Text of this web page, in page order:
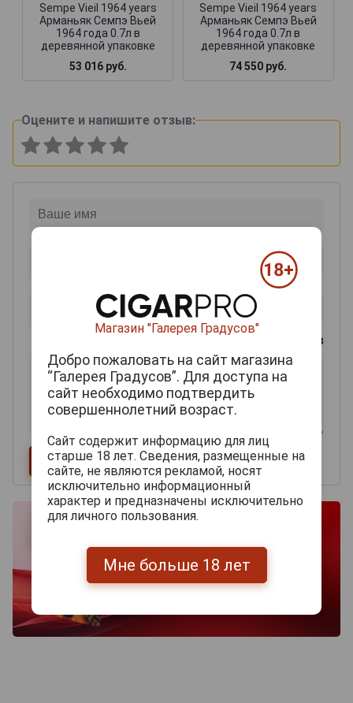
Sempe Vieil 1964 years
Арманьяк Семпэ Вьей
1964 года 0.7л в
деревянной упаковке
53 016 руб.
Sempe Vieil 1964 years
Арманьяк Семпэ Вьей
1964 года 0.7л в
деревянной упаковке
74 550 руб.
Оцените и напишите отзыв:
0 из 2000 знаков
Магазин "Галерея Градусов"
Добро пожаловать на сайт магазина
“Галерея Градусов”. Для доступа на
сайт необходимо подтвердить
совершеннолетний возраст.
Сайт содержит информацию для лиц
старше 18 лет. Сведения, размещенные на
сайте, не являются рекламой, носят
исключительно информационный
характер и предназначены исключительно
для личного пользования.
Мне больше 18 лет